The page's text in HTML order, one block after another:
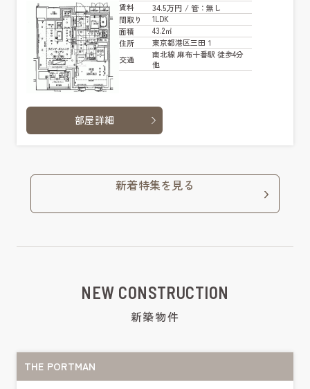
賃料 34.5万円 / 管：無し
間取り
1LDK
面積
43.2㎡
住所
東京都港区三田１
交通
南北線 麻布十番駅 徒歩4分
他
部屋詳細
新着特集を見る
NEW CONSTRUCTION
新築物件
THE PORTMAN